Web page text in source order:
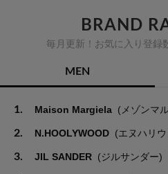
BRAND
毎月更新！お気に入り登録
MEN
1. Maison Margiela (メゾンマ
2. N.HOOLYWOOD (エヌハリ
3. JIL SANDER (ジルサンダー)